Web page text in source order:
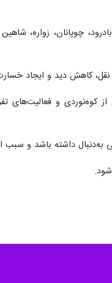
چوپانان، زواره، شاهین
و نقل، کاهش دید و ایجاد
کوه‌نوردی و فعالیت‌های
داشته باشد و سبب